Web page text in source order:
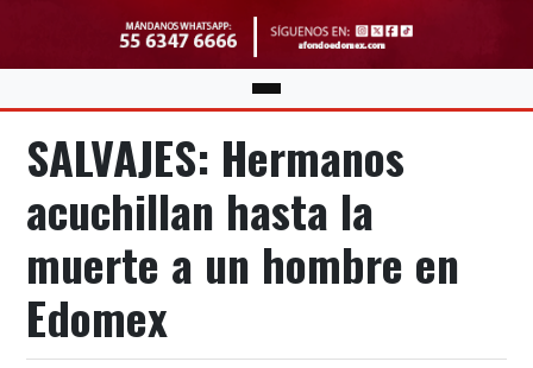
SALVAJES: Hermanos
acuchillan hasta la
muerte a un hombre en
Edomex